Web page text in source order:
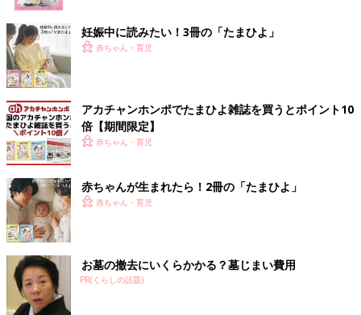
――デコレーションやレイアウトのセンスに自信がないというマ
マにおすすめなのは？
ザインに自信がないなら、マスキングテープが便利です。とく
に、モノトーンの柄違いを使えば、無造作に貼ってもいい感じに
仕上がります。
妊娠中に読みたい！3冊の「たまひよ」
赤ちゃん・育児
アカチャンホンポでたまひよ雑誌を買うとポイント10
倍【期間限定】
赤ちゃん・育児
赤ちゃんが生まれたら！2冊の「たまひよ」
赤ちゃん・育児
お墓の撤去にいくらかかる？墓じまい費用
PR(くらしの話題)